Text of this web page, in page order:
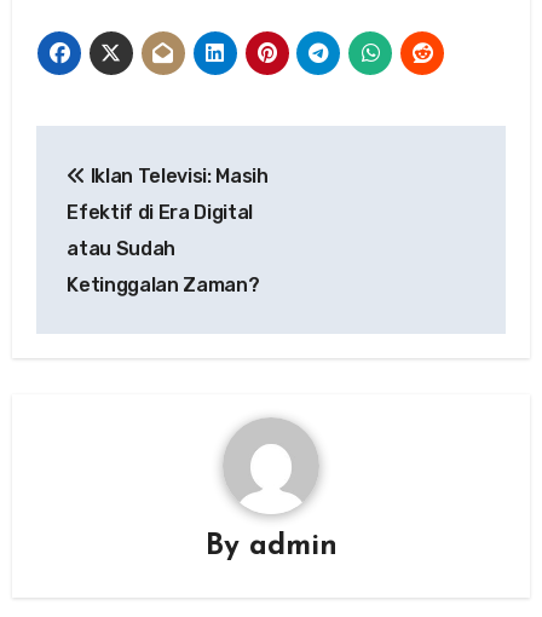
navigation
Iklan Televisi: Masih
Efektif di Era Digital
atau Sudah
Ketinggalan Zaman?
By admin